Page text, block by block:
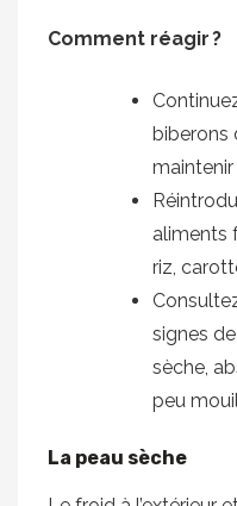
Comment réagir ?
biberons
aliments
riz,
signes
sèche,
peu
La peau sèche